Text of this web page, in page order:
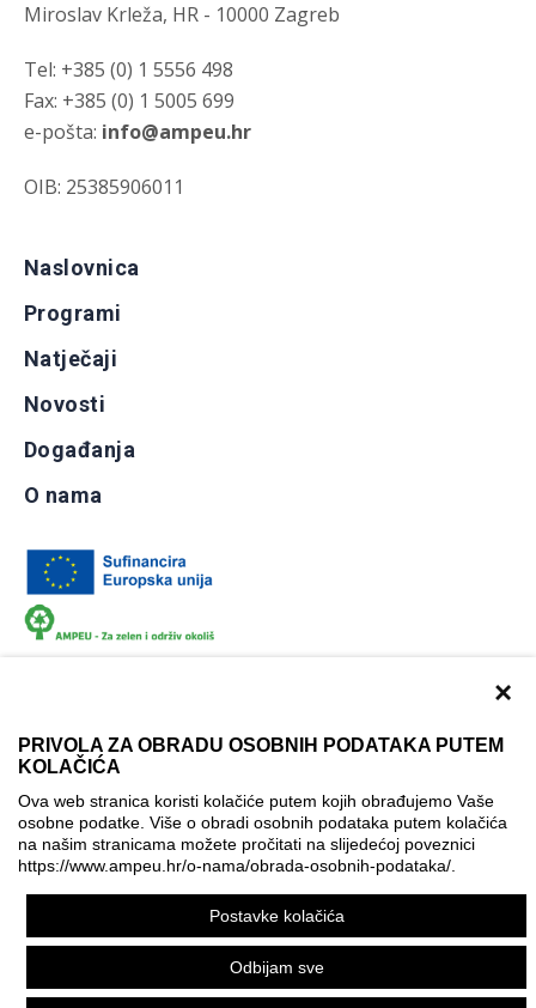
×
PRIVOLA ZA OBRADU OSOBNIH PODATAKA PUTEM
KOLAČIĆA
Ova web stranica koristi kolačiće putem kojih obrađujemo Vaše
osobne podatke. Više o obradi osobnih podataka putem kolačića
na našim stranicama možete pročitati na slijedećoj poveznici
https://www.ampeu.hr/o-nama/obrada-osobnih-podataka/
Postavke kolačića
Odbijam sve
Miroslav Krleža, HR - 10000 Zagreb
Tel: +385 (0) 1 5556 498
Fax: +385 (0) 1 5005 699
e-pošta: info@ampeu.hr
OIB: 25385906011
Naslovnica
Programi
Natječaji
Novosti
Događanja
O nama
Izjava o pristupačnosti
Politika korištenja kolačića
Postavke kolačića
Ova mrežna stranica je ostvarena uz financijsku potporu
Europske komisije. Ona izražava isključivo stajalište autora
mrežne stranice i Komisija se ne može smatrati odgovornom